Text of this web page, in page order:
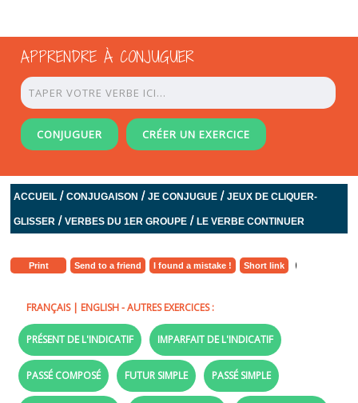
APPRENDRE À CONJUGUER
CONJUGUER CRÉER UN EXERCICE
ACCUEIL /CONJUGAISON /JE CONJUGUE /JEUX DE CLIQUER-
GLISSER /VERBES DU 1ER GROUPE /LE VERBE CONTINUER
Print Send to a friend I found a mistake ! Short link
FRANÇAIS| ENGLISH- AUTRES EXERCICES :
PRÉSENT DE L'INDICATIF IMPARFAIT DE L'INDICATIF
PASSÉ COMPOSÉ FUTUR SIMPLE PASSÉ SIMPLE